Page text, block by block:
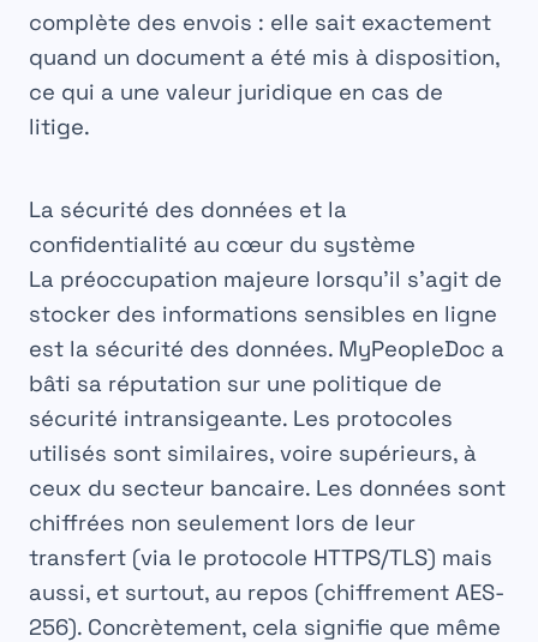
complète des envois : elle sait exactement
quand un document a été mis à disposition,
ce qui a une valeur juridique en cas de
litige.
La sécurité des données et la
confidentialité au cœur du système
La préoccupation majeure lorsqu’il s’agit de
stocker des informations sensibles en ligne
est la sécurité des données. MyPeopleDoc a
bâti sa réputation sur une politique de
sécurité intransigeante. Les protocoles
utilisés sont similaires, voire supérieurs, à
ceux du secteur bancaire. Les données sont
chiffrées non seulement lors de leur
transfert (via le protocole HTTPS/TLS) mais
aussi, et surtout, au repos (chiffrement AES-
256). Concrètement, cela signifie que même